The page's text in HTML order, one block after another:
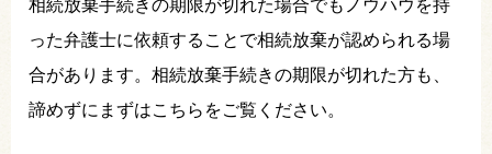
相続放棄手続きの期限が切れた場合でもノウハウを持
った弁護士に依頼することで相続放棄が認められる場
合があります。相続放棄手続きの期限が切れた方も、
諦めずにまずはこちらをご覧ください。